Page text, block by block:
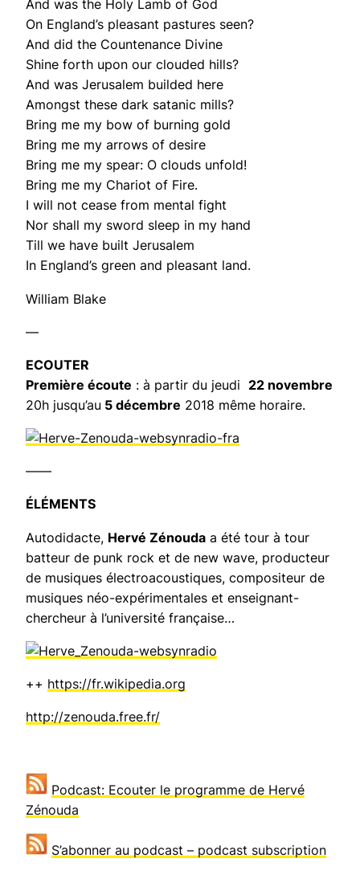
And was the Holy Lamb of God
On England’s pleasant pastures seen?
And did the Countenance Divine
Shine forth upon our clouded hills?
And was Jerusalem builded here
Amongst these dark satanic mills?
Bring me my bow of burning gold
Bring me my arrows of desire
Bring me my spear: O clouds unfold!
Bring me my Chariot of Fire.
I will not cease from mental fight
Nor shall my sword sleep in my hand
Till we have built Jerusalem
In England’s green and pleasant land.
William Blake
—
ECOUTER
Première écoute : à partir du jeudi 22 novembre
20h jusqu’au 5 décembre 2018 même horaire.
——
ÉLÉMENTS
Autodidacte, Hervé Zénouda a été tour à tour
batteur de punk rock et de new wave, producteur
de musiques électroacoustiques, compositeur de
musiques néo-expérimentales et enseignant-
chercheur à l’université française…
++ https://fr.wikipedia.org
http://zenouda.free.fr/
Podcast: Ecouter le programme de Hervé
Zénouda
S’abonner au podcast – podcast subscription